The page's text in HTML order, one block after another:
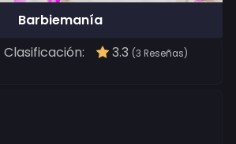
Barbiemanía
Clasificación: 3.3 (3 Reseñas)